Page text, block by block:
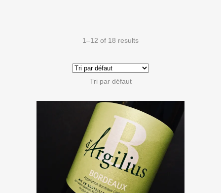
1–12 of 18 results
Tri par défaut